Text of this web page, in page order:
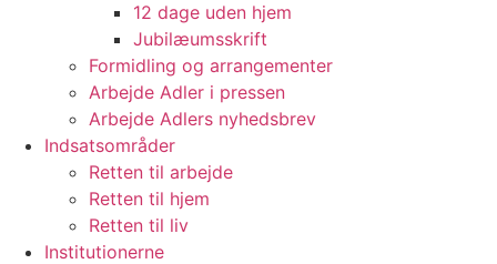
12 dage uden hjem
Jubilæumsskrift
Formidling og arrangementer
Arbejde Adler i pressen
Arbejde Adlers nyhedsbrev
Indsatsområder
Retten til arbejde
Retten til hjem
Retten til liv
Institutionerne